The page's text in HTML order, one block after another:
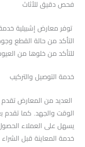
فحص دقيق للأثاث
توفر معارض إشبيلية
التأكد من حالة القطع
للتأكد من خلوها من
خدمة التوصيل والتركيب
العديد من المعارض تقدم
الوقت والجهد. كما تقدم
يسهل على العملاء الحصول
خدمة المعاينة قبل الشراء